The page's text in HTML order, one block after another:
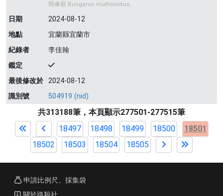
雨傘節 Bungarus multicinctus
日期
2024-08-12
地點
宜蘭縣宜蘭市
紀錄者
李佳翰
鑑定
最後修改於 2024-08-12
識別號
504919 (nid)
共313188筆，本頁顯示277501-277515筆
18497
18498 18499 18500
18501
18502
18503 18504 18505
申請比例尺、採集袋